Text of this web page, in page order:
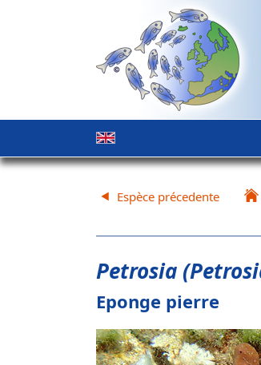
Espèce précedente
Petrosia
Eponge pierre